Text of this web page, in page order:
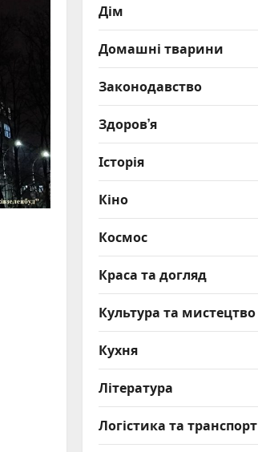
Дім
Домашні тварини
Законодавство
Здоров’я
Історія
Кіно
Космос
Краса та догляд
Культура та мистецтво
Кухня
Література
Логістика та транспорт